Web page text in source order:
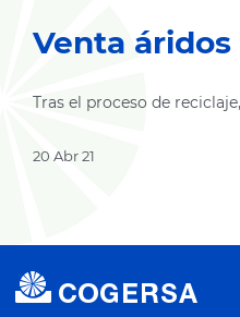
Venta áridos
Tras el proceso de
20 Abr 21